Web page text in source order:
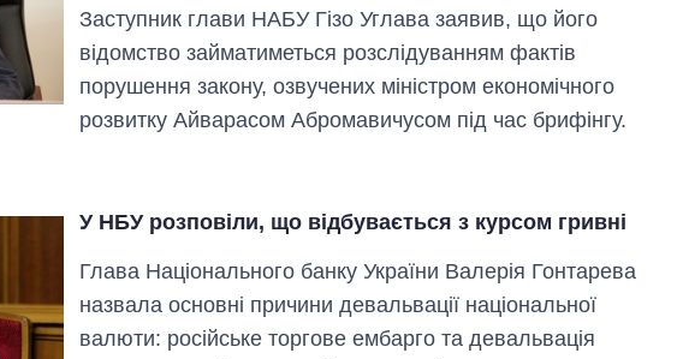
Заступник глави НАБУ Гізо Углава заявив, що його
відомство займатиметься розслідуванням фактів
порушення закону, озвучених міністром економічного
розвитку Айварасом Абромавичусом під час брифінгу.
У НБУ розповіли, що відбувається з курсом гривні
Глава Національного банку України Валерія Гонтарева
назвала основні причини девальвації національної
валюти: російське торгове ембарго та девальвація
Дефіцит пам’яті:
прогнозують на